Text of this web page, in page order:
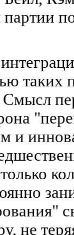
партии
таких
и
не